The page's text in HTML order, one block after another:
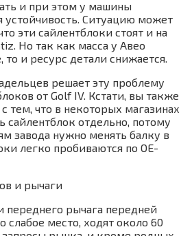
и при этом у машины
устойчивость. Ситуацию может
эти сайлентблоки стоят и на
Но так как масса у Авео
и ресурс детали снижается.
решает эту проблему
от Golf IV. Кстати, вы также
тем, что в некоторых магазинах
сайлентблок отдельно, потому
завода нужно менять балку в
легко пробиваются по ОЕ-
и рычаги
переднего рычага передней
место, ходят около 60